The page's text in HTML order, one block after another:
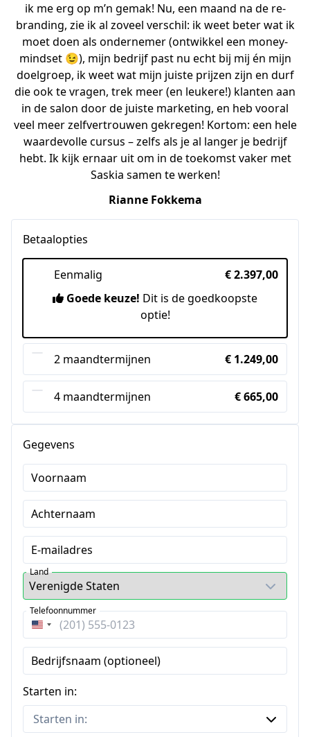
ik me erg op m’n gemak! Nu, een maand na de re-
branding, zie ik al zoveel verschil: ik weet beter wat ik
moet doen als ondernemer (ontwikkel een money-
mindset 😉), mijn bedrijf past nu echt bij mij én mijn
doelgroep, ik weet wat mijn juiste prijzen zijn en durf
die ook te vragen, trek meer (en leukere!) klanten aan
in de salon door de juiste marketing, en heb vooral
veel meer zelfvertrouwen gekregen! Kortom: een hele
waardevolle cursus – zelfs als je al langer je bedrijf
hebt. Ik kijk ernaar uit om in de toekomst vaker met
Saskia samen te werken!
Rianne Fokkema
Betaalopties
Eenmalig
€ 2.397,00
Goede keuze! Dit is de goedkoopste
optie!
2 maandtermijnen € 1.249,00
4 maandtermijnen € 665,00
Gegevens
Voornaam
Achternaam
E-mailadres
Land
Verenigde
Staten
+1
Telefoonnummer
Bedrijfsnaam (optioneel)
Starten in: